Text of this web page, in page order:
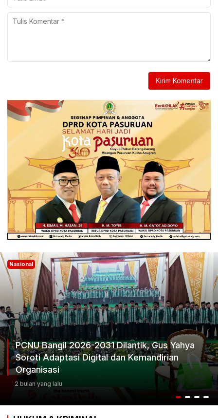
2031 Dilantik, Gus Yahya
dan Kemandirian
Nasional
Ketum Progib
Keputusan